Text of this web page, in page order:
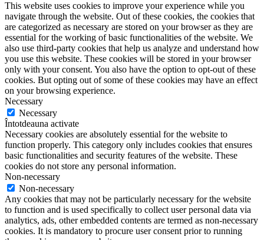
This website uses cookies to improve your experience while you
navigate through the website. Out of these cookies, the cookies that
are categorized as necessary are stored on your browser as they are
essential for the working of basic functionalities of the website. We
also use third-party cookies that help us analyze and understand how
you use this website. These cookies will be stored in your browser
only with your consent. You also have the option to opt-out of these
cookies. But opting out of some of these cookies may have an effect
on your browsing experience.
Necessary
Necessary
Întotdeauna activate
Necessary cookies are absolutely essential for the website to
function properly. This category only includes cookies that ensures
basic functionalities and security features of the website. These
cookies do not store any personal information.
Non-necessary
Non-necessary
Any cookies that may not be particularly necessary for the website
to function and is used specifically to collect user personal data via
analytics, ads, other embedded contents are termed as non-necessary
cookies. It is mandatory to procure user consent prior to running